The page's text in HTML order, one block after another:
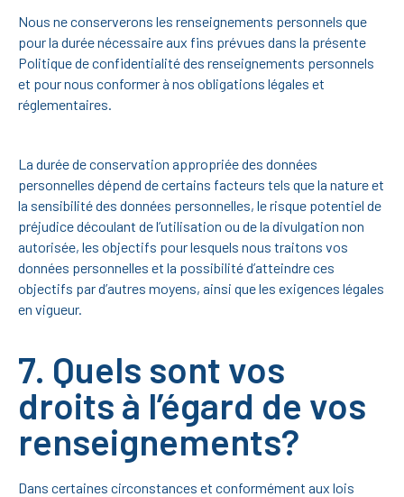
Nous ne conserverons les renseignements personnels que
pour la durée nécessaire aux fins prévues dans la présente
Politique de confidentialité des renseignements personnels
et pour nous conformer à nos obligations légales et
réglementaires.
La durée de conservation appropriée des données
personnelles dépend de certains facteurs tels que la nature et
la sensibilité des données personnelles, le risque potentiel de
préjudice découlant de l’utilisation ou de la divulgation non
autorisée, les objectifs pour lesquels nous traitons vos
données personnelles et la possibilité d’atteindre ces
objectifs par d’autres moyens, ainsi que les exigences légales
en vigueur.
7. Quels sont vos
droits à l’égard de vos
renseignements?
Dans certaines circonstances et conformément aux lois